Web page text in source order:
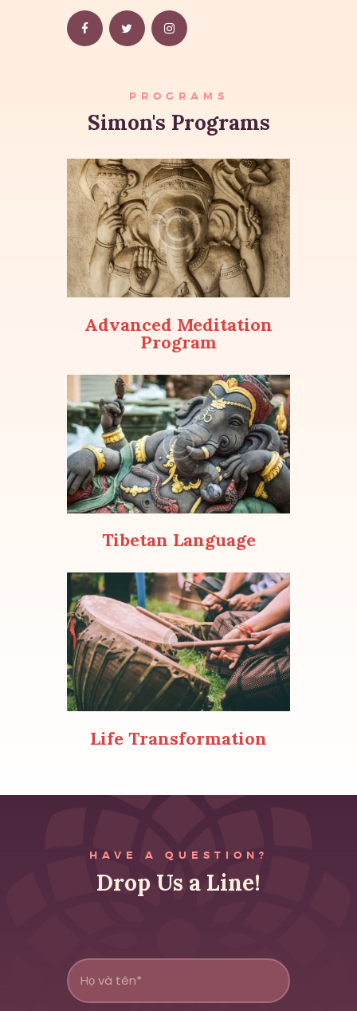
PROGRAMS
Simon's Programs
Advanced Meditation
Program
Tibetan Language
Life Transformation
HAVE A QUESTION?
Drop Us a Line!